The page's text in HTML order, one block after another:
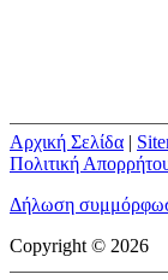
Αρχική Σελίδα |
Πολιτική
Δήλωση
Copyright © 2026